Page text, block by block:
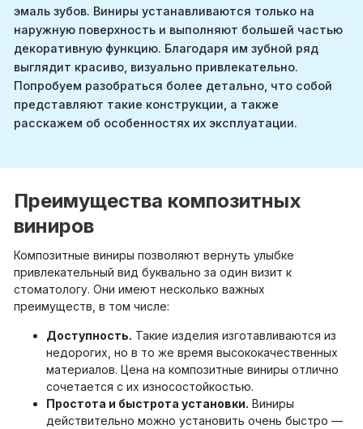
эмаль зубов. Виниры устанавливаются только на
наружную поверхность и выполняют большей частью
декоративную функцию. Благодаря им зубной ряд
выглядит красиво, визуально привлекательно.
Попробуем разобраться более детально, что собой
представляют такие конструкции, а также
расскажем об особенностях их эксплуатации.
Преимущества композитных
виниров
Композитные виниры позволяют вернуть улыбке
привлекательный вид буквально за один визит к
стоматологу. Они имеют несколько важных
преимуществ, в том числе:
Доступность. Такие изделия изготавливаются из
недорогих, но в то же время высококачественных
материалов. Цена на композитные виниры отлично
сочетается с их износостойкостью.
Простота и быстрота установки. Виниры
действительно можно установить очень быстро —